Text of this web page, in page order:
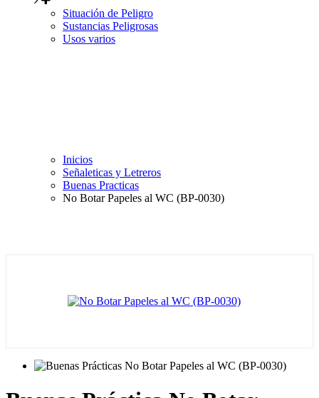
Situación de Peligro
Sustancias Peligrosas
Usos varios
Inicios
Señaleticas y Letreros
Buenas Practicas
No Botar Papeles al WC (BP-0030)